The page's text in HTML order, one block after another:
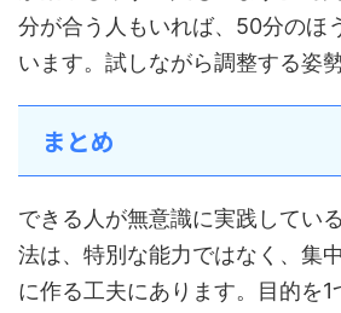
分が合う人もいれば、50分のほ
います。試しながら調整する姿
まとめ
できる人が無意識に実践してい
法は、特別な能力ではなく、集
に作る工夫にあります。目的を1